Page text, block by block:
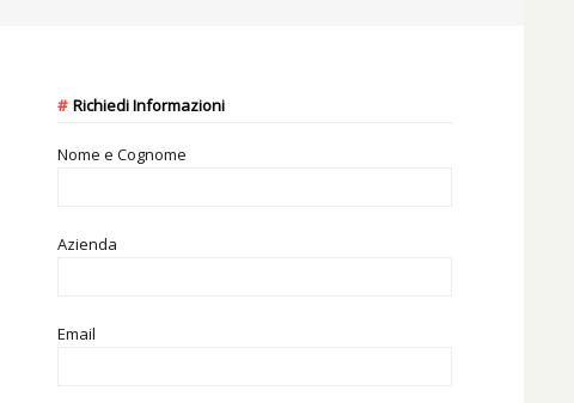
Richiedi Informazioni
Nome e Cognome
Azienda
Email